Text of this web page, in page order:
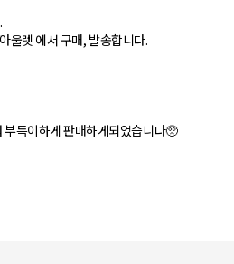
울렛 에서 구매, 발송합니다.
부득이하게 판매하게되었습니다🥺